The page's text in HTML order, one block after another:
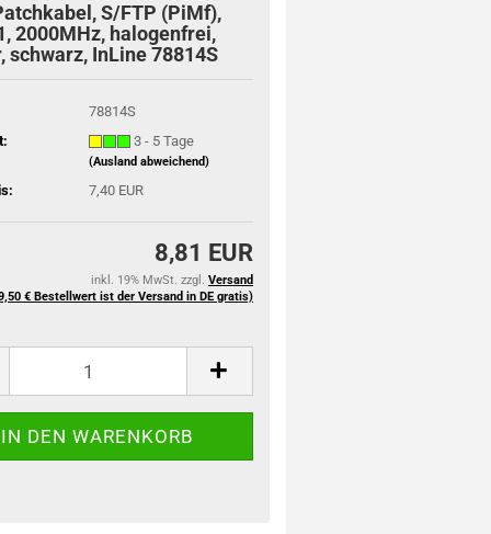
S/FTP (PiMf),
2000MHz, halogenfrei,
schwarz, InLine 78814S
78814S
3 - 5 Tage
(Ausland abweichend)
7,40 EUR
8,81 EUR
inkl. 19% MwSt. zzgl. Versand
€ Bestellwert ist der Versand in DE gratis)